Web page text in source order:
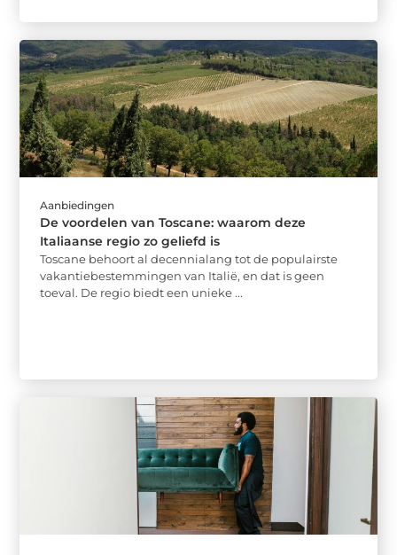
Aanbiedingen
De voordelen van Toscane: waarom deze
Italiaanse regio zo geliefd is
Toscane behoort al decennialang tot de populairste
vakantiebestemmingen van Italië, en dat is geen
toeval. De regio biedt een unieke ...